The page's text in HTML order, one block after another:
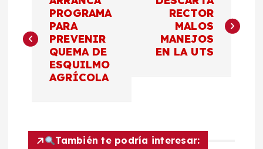
v
a
PROGRAMA
PARA
PREVENIR
QUEMA DE
ESQUILMO
AGRÍCOLA
RECTOR
MALOS
MANEJOS
EN LA UTS
También te podría interesar: